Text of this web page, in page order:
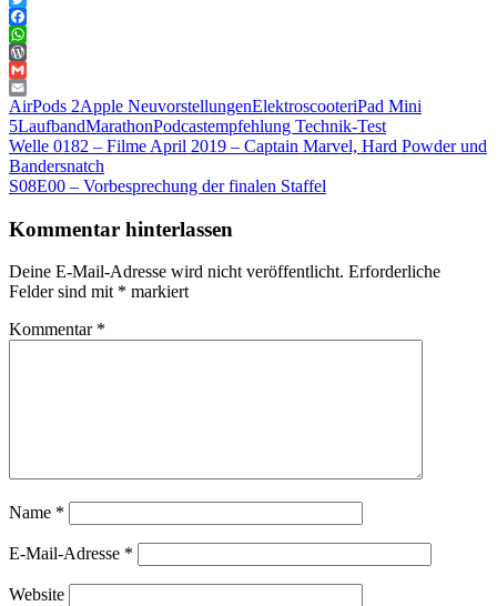
Twitter
Facebook
WhatsApp
WordPress
Gmail
Email
AirPods 2Apple NeuvorstellungenElektroscooteriPad Mini
5LaufbandMarathonPodcastempfehlung Technik-Test
Beitragsnavigation
Vorheriger
Beitrag:
Welle 0182 – Filme April 2019 – Captain Marvel, Hard Powder und
Bandersnatch
Nächster
S08E00 – Vorbesprechung der finalen Staffel
Kommentar hinterlassen
Deine E-Mail-Adresse wird nicht veröffentlicht. Erforderliche
Felder sind mit * markiert
Kommentar *
Name *
E-Mail-Adresse *
Website